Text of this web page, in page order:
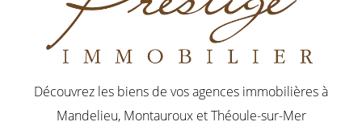
Découvrez les biens de vos agences immobilièresà
Mandelieu, Montauroux et Théoule-sur-Mer